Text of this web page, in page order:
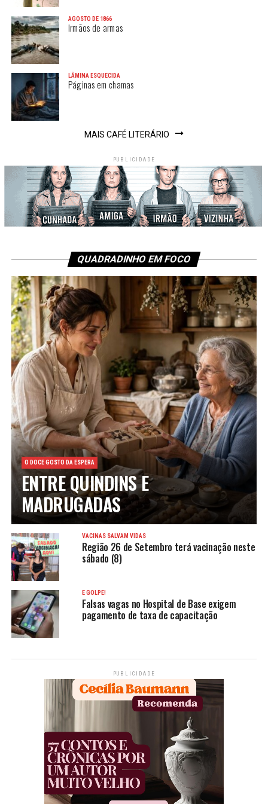
AGOSTO DE 1866
Irmãos de armas
LÂMINA ESQUECIDA
Páginas em chamas
MAIS CAFÉ LITERÁRIO
PUBLICIDADE
QUADRADINHO EM FOCO
O DOCE GOSTO DA ESPERA
ENTRE QUINDINS E
MADRUGADAS
VACINAS SALVAM VIDAS
Região 26 de Setembro terá vacinação neste
sábado (8)
É GOLPE!
Falsas vagas no Hospital de Base exigem
pagamento de taxa de capacitação
PUBLICIDADE